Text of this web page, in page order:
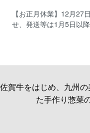
【お正月休業】12月27
せ、発送等は1月5日以
佐賀牛をはじめ、九州
た手作り惣菜